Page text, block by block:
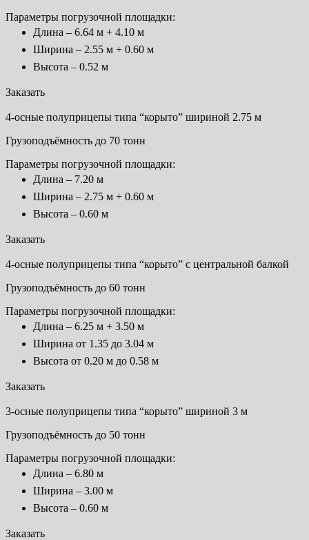
Параметры погрузочной площадки:
Длина – 6.64 м + 4.10 м
Ширина – 2.55 м + 0.60 м
Высота – 0.52 м
Заказать
4-осные полуприцепы типа “корыто” шириной 2.75 м
Грузоподъёмность до 70 тонн
Параметры погрузочной площадки:
Длина – 7.20 м
Ширина – 2.75 м + 0.60 м
Высота – 0.60 м
Заказать
4-осные полуприцепы типа “корыто” с центральной балкой
Грузоподъёмность до 60 тонн
Параметры погрузочной площадки:
Длина – 6.25 м + 3.50 м
Ширина от 1.35 до 3.04 м
Высота от 0.20 м до 0.58 м
Заказать
3-осные полуприцепы типа “корыто” шириной 3 м
Грузоподъёмность до 50 тонн
Параметры погрузочной площадки:
Длина – 6.80 м
Ширина – 3.00 м
Высота – 0.60 м
Заказать